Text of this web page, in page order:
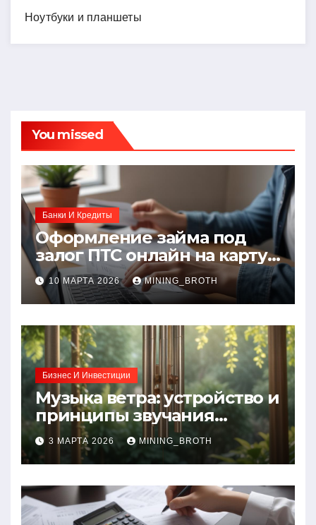
Ноутбуки и планшеты
You missed
Банки И Кредиты
Оформление займа под
залог ПТС онлайн на карту
без визита в офис: порядок,
требования и документы
10 МАРТА 2026 MINING_BROTH
Бизнес И Инвестиции
Музыка ветра: устройство и
принципы звучания
колокольчиков
3 МАРТА 2026 MINING_BROTH